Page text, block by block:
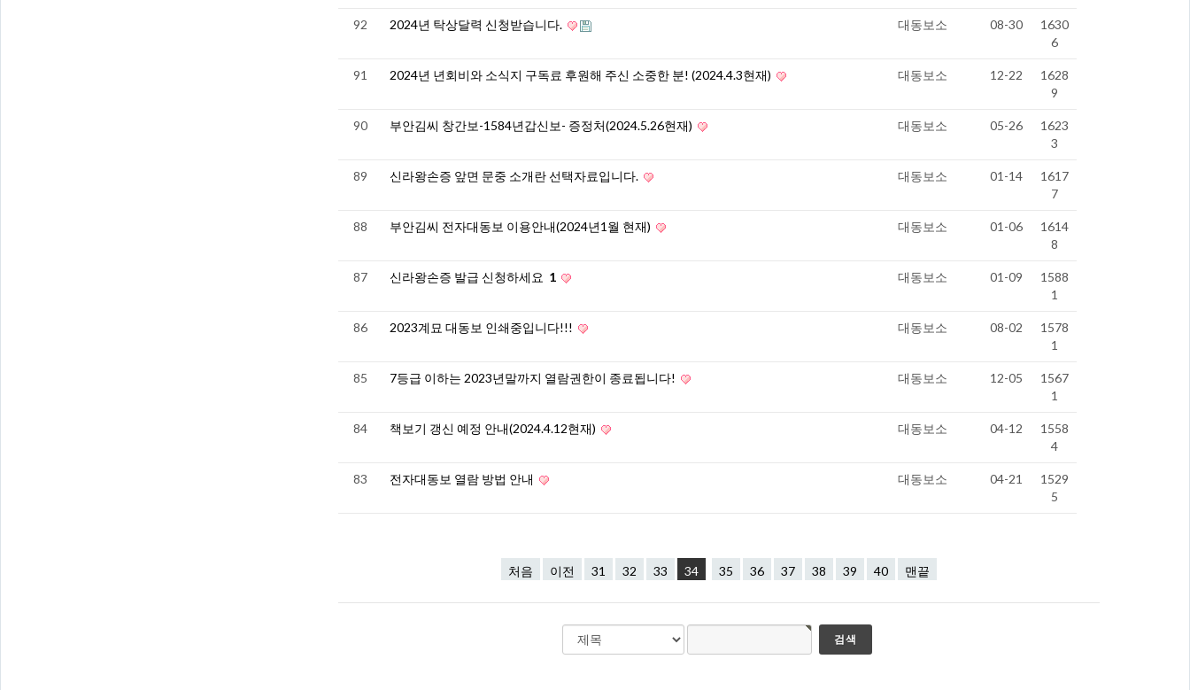
92 2024년 탁상달력 신청받습니다. 대동보소 08-30
1630
6
91 2024년 년회비와 소식지 구독료 후원해 주신 소중한 분! (2024.4.3현재) 대동보소 12-22
1628
9
90 부안김씨 창간보-1584년갑신보- 증정처(2024.5.26현재) 대동보소 05-26
1623
3
89 신라왕손증 앞면 문중 소개란 선택자료입니다. 대동보소 01-14
1617
7
88 부안김씨 전자대동보 이용안내(2024년1월 현재) 대동보소 01-06
1614
8
87 신라왕손증 발급 신청하세요 1 대동보소 01-09
1588
1
86 2023계묘 대동보 인쇄중입니다!!! 대동보소 08-02
1578
1
85 7등급 이하는 2023년말까지 열람권한이 종료됩니다! 대동보소 12-05
1567
1
84 책보기 갱신 예정 안내(2024.4.12현재) 대동보소 04-12
1558
4
83 전자대동보 열람 방법 안내 대동보소 04-21
1529
5
처음 이전 31 32 33 34 35 36 37 38 39 40 맨끝